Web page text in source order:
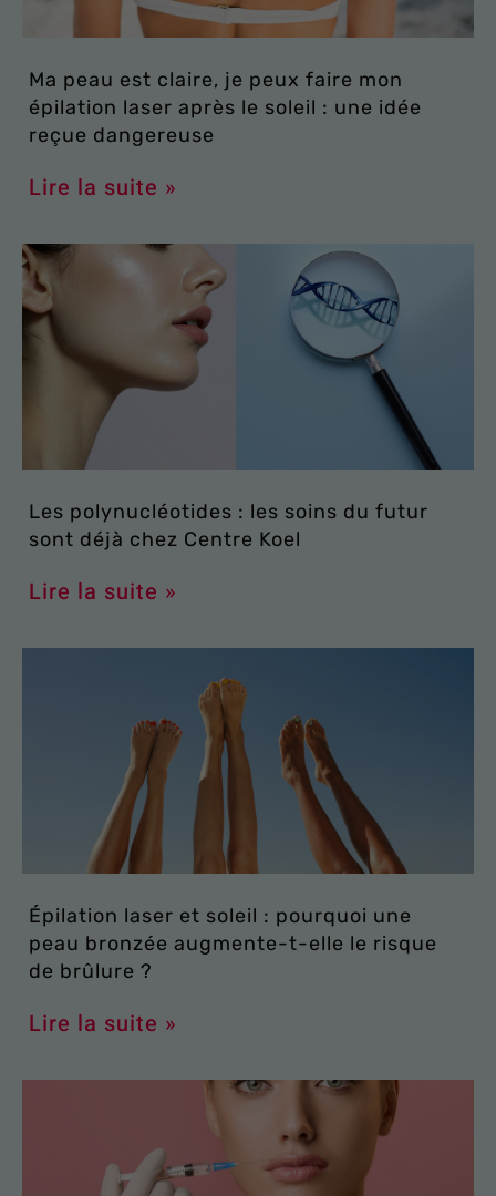
Ma peau est claire, je peux faire mon
épilation laser après le soleil : une idée
reçue dangereuse
Lire la suite »
Les polynucléotides : les soins du futur
sont déjà chez Centre Koel
Lire la suite »
Épilation laser et soleil : pourquoi une
peau bronzée augmente-t-elle le risque
de brûlure ?
Lire la suite »